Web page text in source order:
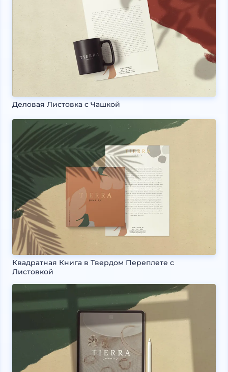
Деловая Листовка с Чашкой
Квадратная Книга в Твердом Переплете с
Листовкой